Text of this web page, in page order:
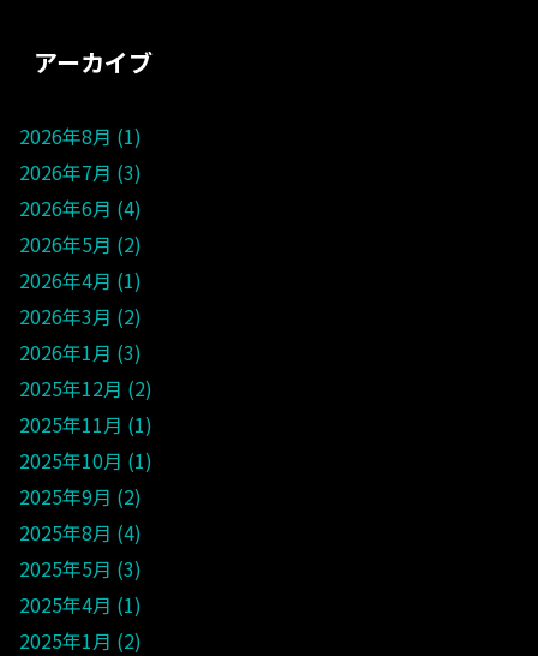
アーカイブ
2026年8月 1
2026年7月 3
2026年6月 4
2026年5月 2
2026年4月 1
2026年3月 2
2026年1月 3
2025年12月 2
2025年11月 1
2025年10月 1
2025年9月 2
2025年8月 4
2025年5月 3
2025年4月 1
2025年1月 2